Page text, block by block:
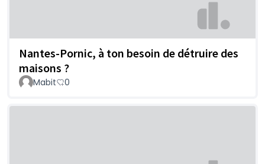
Nantes-Pornic, à ton besoin de détruire des
maisons ?
Mabit 0